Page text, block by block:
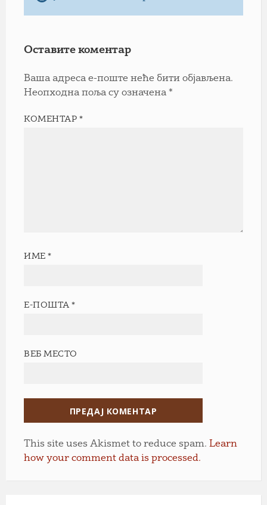
Оставите коментар
Ваша адреса е-поште неће бити објављена.
Неопходна поља су означена *
КОМЕНТАР*
ИМЕ*
Е-ПОШТА*
ВЕБ МЕСТО
This site uses Akismet to reduce spam. Learn
how your comment data is processed.